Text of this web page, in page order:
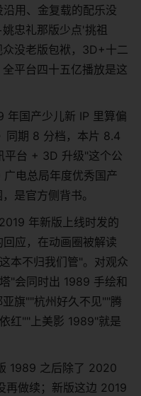
用、金复载的配乐没
忠礼那版少点'挑祖
没老版包袱，3D+十二
平台四十五亿播放是这
年国产少儿新 IP 里算偏
期 8 分档，本片 8.4
平台 + 3D 升级"这个公
电总局年度优秀国产
是官方侧背书。
年新版上线时发的
应，在动画圈被解读
本不归我们管"。对观众
"会同时出 1989 手绘和
旗""杭州好久不见""腾
红""上美影 1989"就是
1989 之后除了 2020
再做续；新版这边 2019